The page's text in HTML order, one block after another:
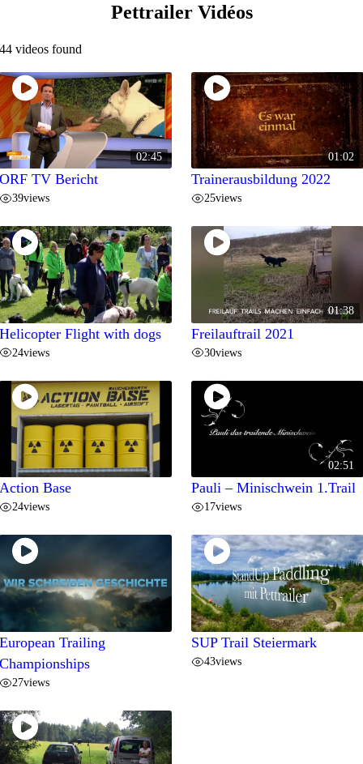
Pettrailer Vidéos
44 videos found
02:45
ORF TV Bericht
39views
01:02
Trainerausbildung 2022
25views
Helicopter Flight with dogs
24views
01:38
Freilauftrail 2021
30views
Action Base
24views
02:51
Pauli – Minischwein 1.Trail
17views
European Trailing
Championships
27views
SUP Trail Steiermark
43views